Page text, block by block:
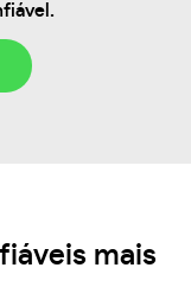
mais